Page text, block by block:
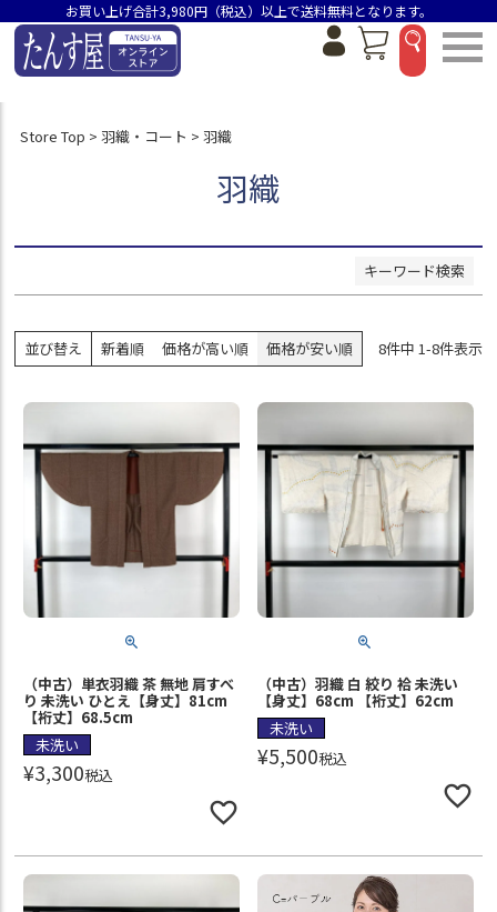
お買い上げ合計3,980円（税込）以上で送料無料となります。
Store Top 羽織・コート 羽織
羽織
キーワード検索
並び順
価格が高い順
並び替え 新着順 価格が高い順 価格が安い順 8件中 1-8件表示
（中古）単衣羽織 茶 無地 肩すべ
り 未洗い ひとえ【身丈】81cm
【裄丈】68.5cm
未洗い
¥3,300税込
（中古）羽織 白 絞り 袷 未洗い
【身丈】68cm 【裄丈】62cm
未洗い
¥5,500税込